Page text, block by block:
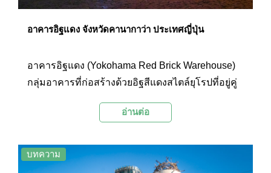
อาคารอิฐแดง จังหวัดคานากาว่า ประเทศญี่ปุ่น
อาคารอิฐแดง (Yokohama Red Brick Warehouse)
กลุ่มอาคารที่ก่อสร้างด้วยอิฐสีแดงสไตล์ยุโรปที่อยู่คู่
เป็นด่านศุลกากร และโกดังเก็บสินค้าขนาดใหญ่ แต่
ไว้อย่างครบคัน ซึ่งตั้งอยู่ภายในอาคารที่มีความโดด
เด่นทางด้านสถาปัตยกรรมที่สุดหลังหนึ่งของเมือง
อ่านต่อ
บทความ